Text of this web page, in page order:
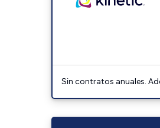
Sin contratos anuales.